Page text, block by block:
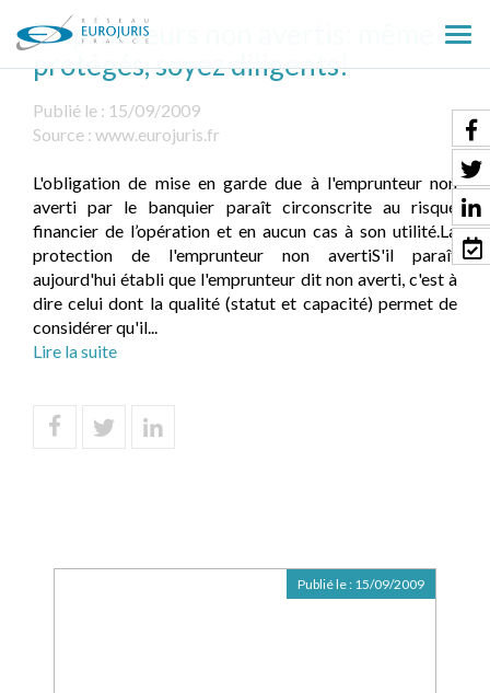
le
Emprunteurs non avertis: même
protégés, soyez diligents!
Publié le : 15/09/2009
Source : www.eurojuris.fr
L'obligation de mise en garde due à l'emprunteur non
averti par le banquier paraît circonscrite au risque
financier de l’opération et en aucun cas à son utilité.La
protection de l'emprunteur non avertiS'il paraît
aujourd'hui établi que l'emprunteur dit non averti, c'est à
dire celui dont la qualité (statut et capacité) permet de
considérer qu'il...
Lire la suite
Publié le : 15/09/2009